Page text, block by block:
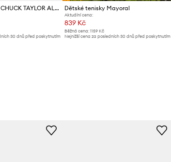
Kecky Converse CHUCK TAYLOR ALL STAR
30 dnů před poskytnutím
Dětské tenisky Mayoral
Aktuální cena:
839 Kč
Běžná cena: 1159 Kč
Nejnižší cena za posledních 30 dnů před poskytnutím